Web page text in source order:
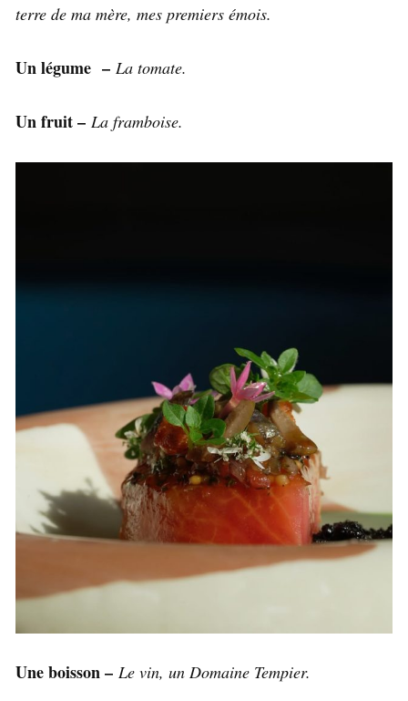
terre de ma mère, mes premiers émois.
Un légume – La tomate.
Un fruit – La framboise.
Une boisson – Le vin, un Domaine Tempier.